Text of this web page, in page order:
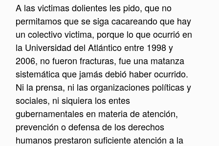
A las victimas dolientes les pido, que no
permitamos que se siga cacareando que hay
un colectivo victima, porque lo que ocurrió en
la Universidad del Atlántico entre 1998 y
2006, no fueron fracturas, fue una matanza
sistemática que jamás debió haber ocurrido.
Ni la prensa, ni las organizaciones políticas y
sociales, ni siquiera los entes
gubernamentales en materia de atención,
prevención o defensa de los derechos
humanos prestaron suficiente atención a la